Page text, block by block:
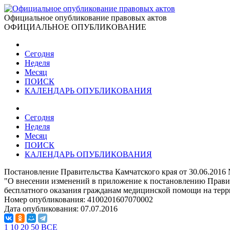
Официальное опубликование правовых актов
ОФИЦИАЛЬНОЕ ОПУБЛИКОВАНИЕ
Сегодня
Неделя
Месяц
ПОИСК
КАЛЕНДАРЬ ОПУБЛИКОВАНИЯ
Сегодня
Неделя
Месяц
ПОИСК
КАЛЕНДАРЬ ОПУБЛИКОВАНИЯ
Постановление Правительства Камчатского края от
"О внесении изменений в приложение к постановлению
бесплатного оказания гражданам медицинской помощи на
Номер опубликования: 4100201607070002
Дата опубликования: 07.07.2016
1 10 20 50 ВСЕ